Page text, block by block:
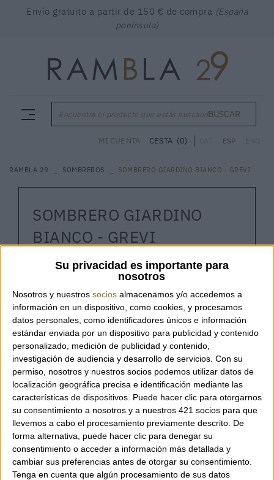
Su privacidad es importante para
nosotros
Nosotros y nuestros socios almacenamos y/o accedemos a
información en un dispositivo, como cookies, y procesamos
datos personales, como identificadores únicos e información
estándar enviada por un dispositivo para publicidad y contenido
personalizado, medición de publicidad y contenido,
investigación de audiencia y desarrollo de servicios. Con su
permiso, nosotros y nuestros socios podemos utilizar datos de
localización geográfica precisa e identificación mediante las
características de dispositivos. Puede hacer clic para otorgarnos
su consentimiento a nosotros y a nuestros 421 socios para que
llevemos a cabo el procesamiento previamente descrito. De
forma alternativa, puede hacer clic para denegar su
consentimiento o acceder a información más detallada y
cambiar sus preferencias antes de otorgar su consentimiento.
Tenga en cuenta que algún procesamiento de sus datos
Envío gratuito a partir de 150 € de compra (España
península)
Encuentra el producto que estás buscando...BUSCAR
ESP
MI CUENTA CESTA (0)
RAMBLA 29 SOMBREROS SOMBRERO GIARDINO BIANCO - GREVI
SOMBRERO GIARDINO
BIANCO - GREVI
Referencia:5601/E313
Pamela de rafia con bordado floral – Grevi
Sombrero tipo pamela de la marca italiana
Grevi, completamente hecho a mano en
Italia con un trenzado artesanal de rafia. El
ala ancha está decorada con un delicado
bordado floral en tonos naturales que aporta
un toque de sofisticación y frescura
veraniega.
Características: